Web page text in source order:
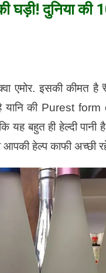
घड़ी! दुनिया की
एमोर. इसकी कीमत है
है यानि की Purest
यह बहुत ही हेल्दी पानी
हेल्प काफी अच्छी